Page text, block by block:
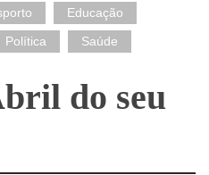
Educação
Política Saúde
do seu